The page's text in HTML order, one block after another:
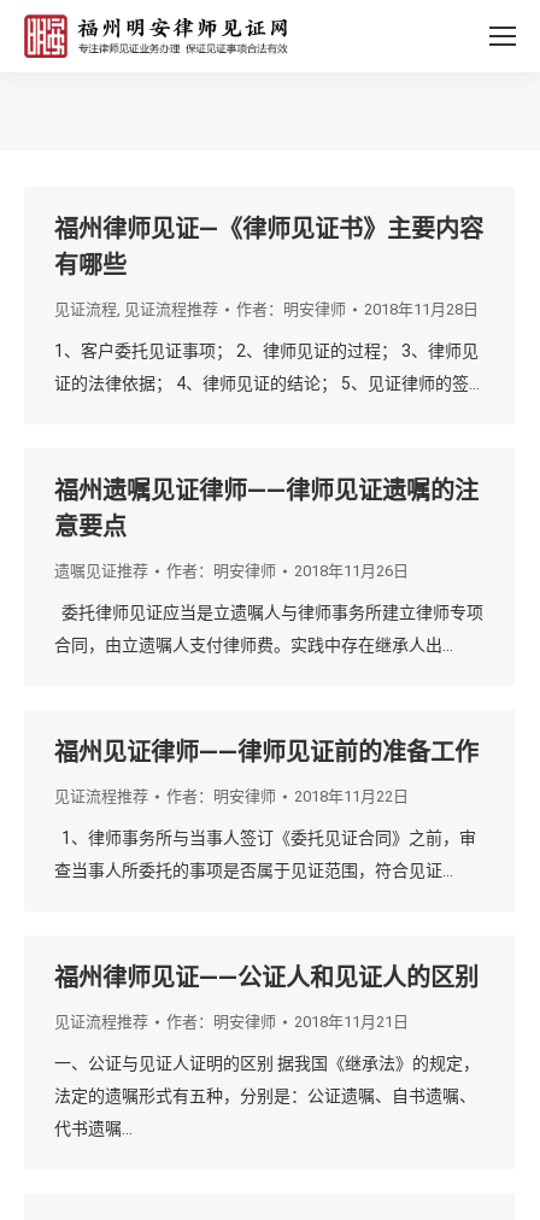
福州律师见证—《律师见证书》主要内容
有哪些
见证流程, 见证流程推荐 作者： 明安律师 2018年11月28日
1、客户委托见证事项； 2、律师见证的过程； 3、律师见
证的法律依据； 4、律师见证的结论； 5、见证律师的签…
福州遗嘱见证律师——律师见证遗嘱的注
意要点
遗嘱见证推荐 作者： 明安律师 2018年11月26日
委托律师见证应当是立遗嘱人与律师事务所建立律师专项
合同，由立遗嘱人支付律师费。实践中存在继承人出…
福州见证律师——律师见证前的准备工作
见证流程推荐 作者： 明安律师 2018年11月22日
1、律师事务所与当事人签订《委托见证合同》之前，审
查当事人所委托的事项是否属于见证范围，符合见证…
福州律师见证——公证人和见证人的区别
见证流程推荐 作者： 明安律师 2018年11月21日
一、公证与见证人证明的区别 据我国《继承法》的规定，
法定的遗嘱形式有五种，分别是：公证遗嘱、自书遗嘱、
代书遗嘱…